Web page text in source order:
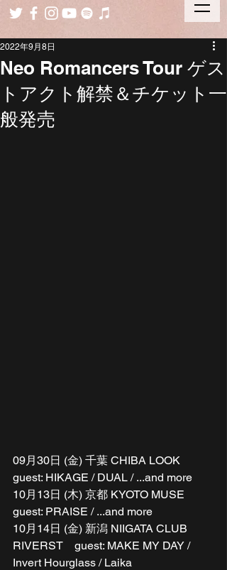
Neo Romancers Tour ゲス
トアクト解禁＆チケット一
般発売
2022年9月8日
09月30日 (金) 千葉 CHIBA LOOK
guest: HIKAGE / DUAL / ...and more
10月13日 (木) 京都 KYOTO MUSE
guest: PRAISE / ...and more
10月14日 (金) 新潟 NIIGATA CLUB
RIVERST　guest: MAKE MY DAY /
Invert Hourglass / Laika